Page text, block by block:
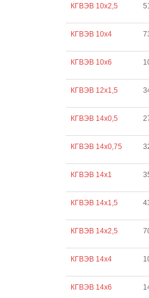
КГВЭВ 10х2,5
КГВЭВ 10х4
КГВЭВ 10х6
КГВЭВ 12х1,5
КГВЭВ 14х0,5
КГВЭВ 14х0,75
КГВЭВ 14х1
КГВЭВ 14х1,5
КГВЭВ 14х2,5
КГВЭВ 14х4
КГВЭВ 14х6